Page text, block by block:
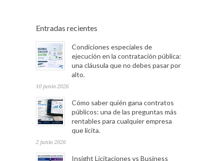
Entradas recientes
Condiciones especiales de
ejecución en la contratación pública:
una cláusula que no debes pasar por
alto.
10 junio 2026
Cómo saber quién gana contratos
públicos: una de las preguntas más
rentables para cualquier empresa
que licita.
2 junio 2026
Insight Licitaciones vs Business